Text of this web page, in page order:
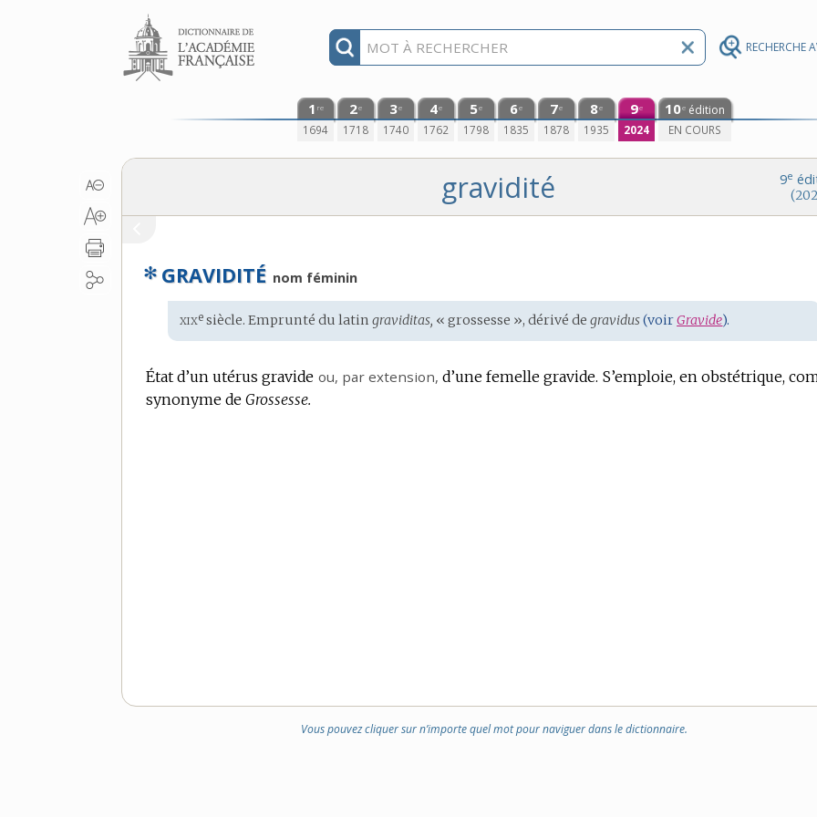
RECHERCHE
Aller au contenu
1 re
1694
2e
1718
3e
1740
4e
1762
5e
1798
6e
1835
7e
1878
8e
1935
9e
2024
10e édition
EN COURS
9e
gravidité
✻ GRAVIDITÉ nom féminin
Étymologie
:
xixe siècle. Emprunté dulatin graviditas, « grossesse », dérivé degravidus(voirGravide).
État d’un utérus gravide ou, par extension, d’une femelle gravide. S’emploie, en obstétrique,
synonyme de Grossesse.
Vous pouvez cliquer sur n’importe quel mot pour naviguer dans le dictionnaire.